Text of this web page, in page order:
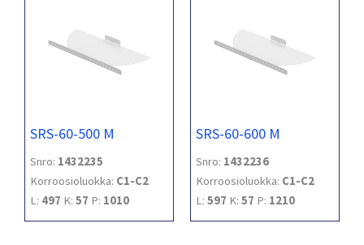
SRS-60-500 M
Snro: 1432235
Korroosioluokka: C1-C2
L: 497 K: 57 P: 1010
SRS-60-600 M
Snro: 1432236
Korroosioluokka: C1-C2
L: 597 K: 57 P: 1210